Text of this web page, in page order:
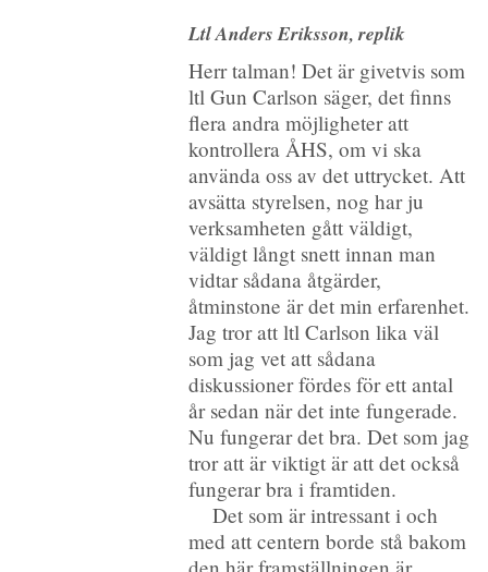
Ltl Anders Eriksson, replik
Herr talman! Det är givetvis som
ltl Gun Carlson säger, det finns
flera andra möjligheter att
kontrollera ÅHS, om vi ska
använda oss av det uttrycket. Att
avsätta styrelsen, nog har ju
verksamheten gått väldigt,
väldigt långt snett innan man
vidtar sådana åtgärder,
åtminstone är det min erfarenhet.
Jag tror att ltl Carlson lika väl
som jag vet att sådana
diskussioner fördes för ett antal
år sedan när det inte fungerade.
Nu fungerar det bra. Det som jag
tror att är viktigt är att det också
fungerar bra i framtiden.
Det som är intressant i och
med att centern borde stå bakom